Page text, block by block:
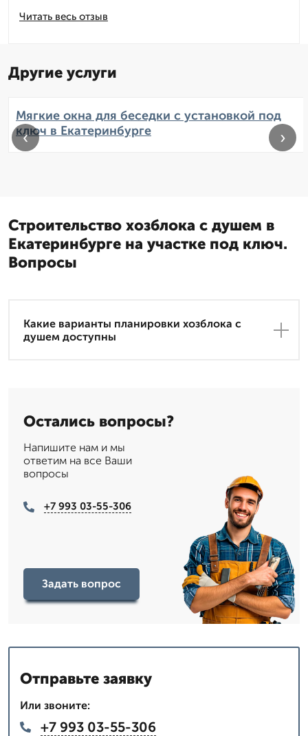
Читать весь отзыв
Другие услуги
Мягкие окна для беседки с установкой под
ключ в Екатеринбурге
‹ ›
Строительство хозблока с душем в
Екатеринбурге на участке под ключ.
Вопросы
Какие варианты планировки хозблока с
душем доступны
Остались вопросы?
Напишите нам и мы
ответим на все Ваши
вопросы
+7 993 03-55-306
Задать вопрос
Отправьте заявку
Или звоните:
+7 993 03-55-306